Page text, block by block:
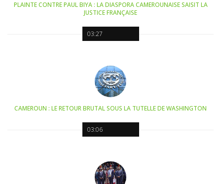
03:27
PLAINTE CONTRE PAUL BIYA : LA DIASPORA CAMEROUNAISE SAISIT LA
JUSTICE FRANÇAISE
03:06
CAMEROUN : LE RETOUR BRUTAL SOUS LA TUTELLE DE WASHINGTON